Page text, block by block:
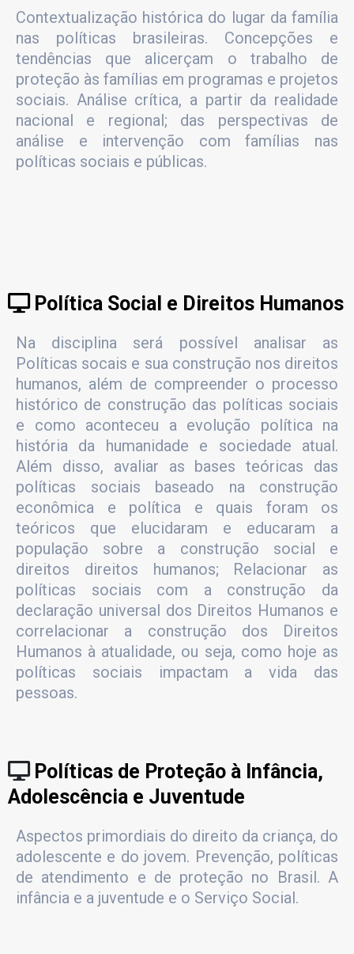
Contextualização histórica do lugar da família
nas políticas brasileiras. Concepções e
tendências que alicerçam o trabalho de
proteção às famílias em programas e projetos
sociais. Análise crítica, a partir da realidade
nacional e regional; das perspectivas de
análise e intervenção com famílias nas
políticas sociais e públicas.
Política Social e Direitos Humanos
Na disciplina será possível analisar as
Políticas socais e sua construção nos direitos
humanos, além de compreender o processo
histórico de construção das políticas sociais
e como aconteceu a evolução política na
história da humanidade e sociedade atual.
Além disso, avaliar as bases teóricas das
políticas sociais baseado na construção
econômica e política e quais foram os
teóricos que elucidaram e educaram a
população sobre a construção social e
direitos direitos humanos; Relacionar as
políticas sociais com a construção da
declaração universal dos Direitos Humanos e
correlacionar a construção dos Direitos
Humanos à atualidade, ou seja, como hoje as
políticas sociais impactam a vida das
pessoas.
Políticas de Proteção à Infância,
Adolescência e Juventude
Aspectos primordiais do direito da criança, do
adolescente e do jovem. Prevenção, políticas
de atendimento e de proteção no Brasil. A
infância e a juventude e o Serviço Social.